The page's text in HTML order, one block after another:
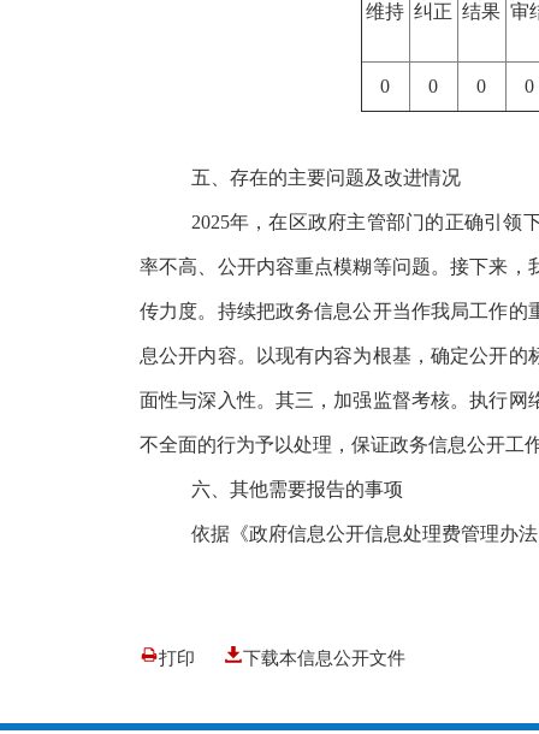
维持 纠正 结果 审
0 0 0 0
五、存在的主要问题及改进情况
2025年，在区政府主管部门的正确引领
率不高、公开内容重点模糊等问题。接下来
传力度。 持续把政务信息公开当作我局工作的
息公开内容。以现有内容为根基，确定公开
面性与深入性。其三，加强监督考核。执行
不全面的行为予以处理，保证政务信息公开工
六、其他需要报告的事项
依据《政府信息公开信息处理费管理办
打印 下载本信息公开文件